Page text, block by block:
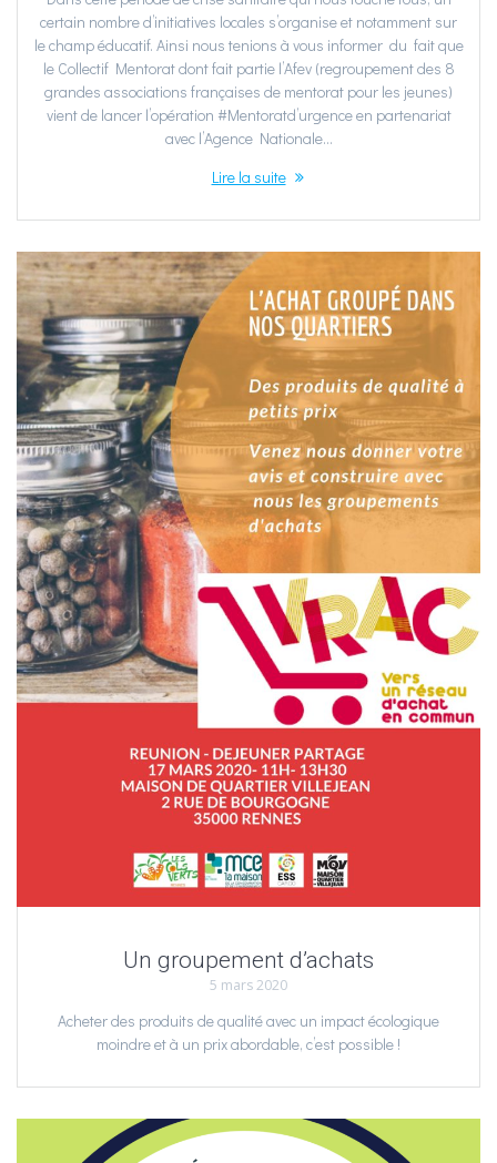
certain nombre d’initiatives locales s’organise et notamment sur
le champ éducatif. Ainsi nous tenions à vous informer du fait que
le Collectif Mentorat dont fait partie l’Afev (regroupement des 8
grandes associations françaises de mentorat pour les jeunes)
vient de lancer l’opération #Mentoratd’urgence en partenariat
avec l’Agence Nationale…
Lire la suite
Un groupement d’achats
5 mars 2020
Acheter des produits de qualité avec un impact écologique
moindre et à un prix abordable, c’est possible !